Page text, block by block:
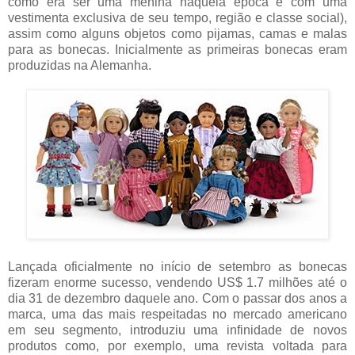
vestimenta exclusiva de seu tempo, região e classe social),
assim como alguns objetos como pijamas, camas e malas
para as bonecas. Inicialmente as primeiras bonecas eram
produzidas na Alemanha.
Lançada oficialmente no início de setembro as bonecas
fizeram enorme sucesso, vendendo US$ 1.7 milhões até o
dia 31 de dezembro daquele ano. Com o passar dos anos a
marca, uma das mais respeitadas no mercado americano
em seu segmento, introduziu uma infinidade de novos
produtos como, por exemplo, uma revista voltada para